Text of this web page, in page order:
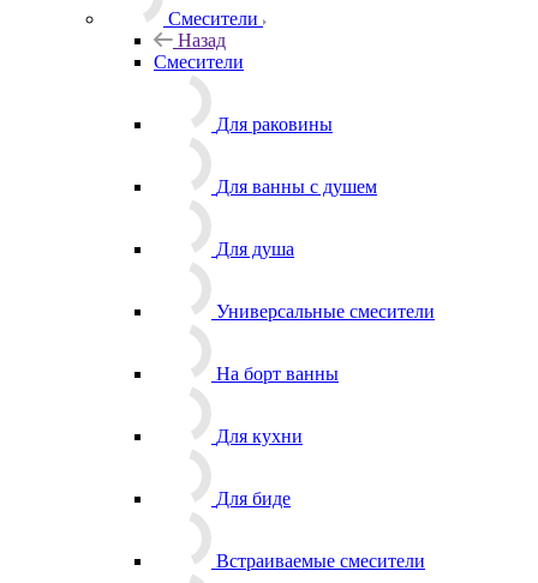
Смесители
Назад
Смесители
Для раковины
Для ванны с душем
Для душа
Универсальные смесители
На борт ванны
Для кухни
Для биде
Встраиваемые смесители